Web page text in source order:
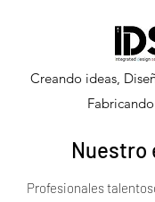
Creando ideas,
Nuestro
Profesionales